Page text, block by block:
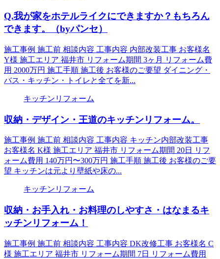
Q.我が家をホテルライクにできますか？もちろん
できます。（byパンセ）
施工事例 施工前 相談内容 工事内容 内部改装工事 お客様名
Y様 施工エリア 福井市 リフォーム期間 3ヶ月 リフォーム費
用 2000万円 施工手順 施工後 お客様のご要望 ダイニング・
バス・キッチン・トイレと全てを新...
キッチンリフォーム
収納・デザイン・王道のキッチンリフォーム。
施工事例 施工前 相談内容 工事内容 キッチン内部改装工事
お客様名 K様 施工エリア 福井市 リフォーム期間 20日 リフ
ォーム費用 140万円〜300万円 施工手順 施工後 お客様のご要
望 キッチンは元より壁紙や床の...
キッチンリフォーム
収納・お手入れ・お料理のしやすさ・はなまるキ
ッチンリフォーム！
施工事例 施工前 相談内容 工事内容 DK改修工事 お客様名 C
様 施工エリア 福井市 リフォーム期間 7日 リフォーム費用